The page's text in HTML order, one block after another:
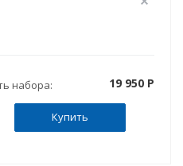
набора: 19 950 P
Купить